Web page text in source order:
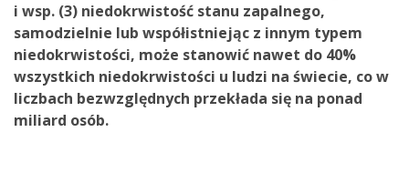
i wsp. (3) niedokrwistość stanu zapalnego,
samodzielnie lub współistniejąc z innym typem
niedokrwistości, może stanowić nawet do 40%
wszystkich niedokrwistości u ludzi na świecie, co w
liczbach bezwzględnych przekłada się na ponad
miliard osób.